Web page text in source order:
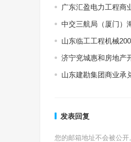
广东汇盈电力工程商
中交三航局（厦门）
山东临工工程机械
济宁兖城惠和房地产
山东建勘集团商业承
发表回复
您的邮箱地址不会被公开